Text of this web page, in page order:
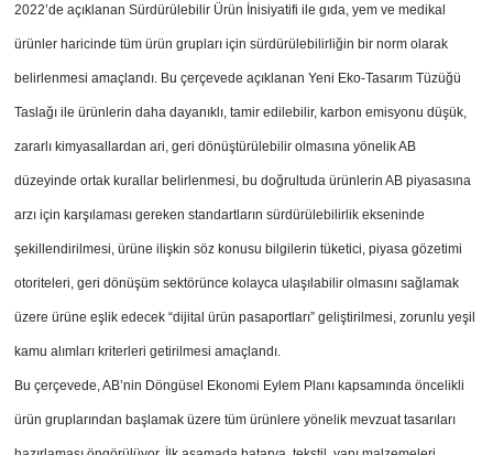
2022’de açıklanan Sürdürülebilir Ürün İnisiyatifi ile gıda, yem ve medikal
ürünler haricinde tüm ürün grupları için sürdürülebilirliğin bir norm olarak
belirlenmesi amaçlandı. Bu çerçevede açıklanan Yeni Eko-Tasarım Tüzüğü
Taslağı ile ürünlerin daha dayanıklı, tamir edilebilir, karbon emisyonu düşük,
zararlı kimyasallardan ari, geri dönüştürülebilir olmasına yönelik AB
düzeyinde ortak kurallar belirlenmesi, bu doğrultuda ürünlerin AB piyasasına
arzı için karşılaması gereken standartların sürdürülebilirlik ekseninde
şekillendirilmesi, ürüne ilişkin söz konusu bilgilerin tüketici, piyasa gözetimi
otoriteleri, geri dönüşüm sektörünce kolayca ulaşılabilir olmasını sağlamak
üzere ürüne eşlik edecek “dijital ürün pasaportları” geliştirilmesi, zorunlu yeşil
kamu alımları kriterleri getirilmesi amaçlandı.
Bu çerçevede, AB’nin Döngüsel Ekonomi Eylem Planı kapsamında öncelikli
ürün gruplarından başlamak üzere tüm ürünlere yönelik mevzuat tasarıları